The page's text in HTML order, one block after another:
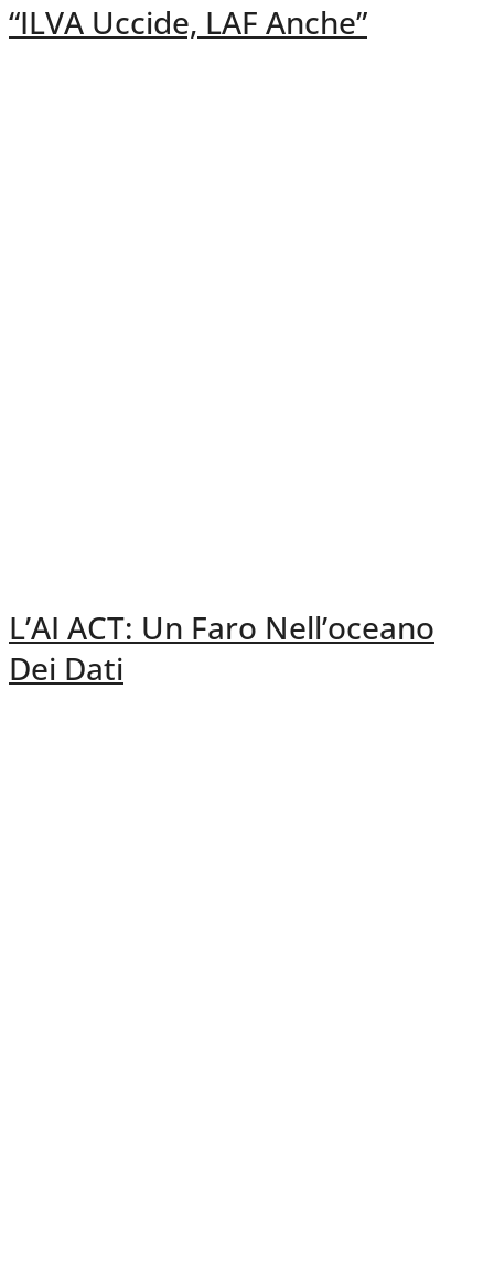
“ILVA Uccide, LAF Anche”
L’AI ACT: Un Faro Nell’oceano
Dei Dati